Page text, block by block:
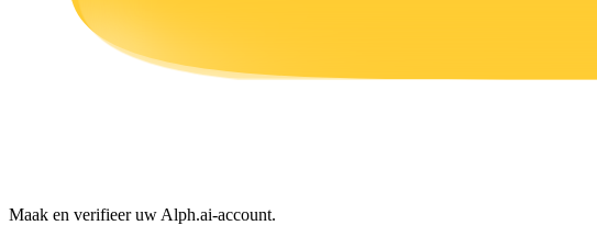
Maak en verifieer uw Alph.ai-account.